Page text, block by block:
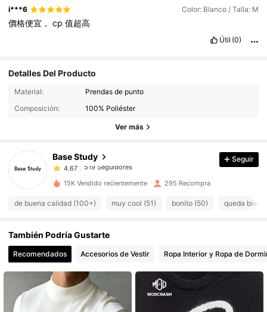
i***6 Color: Blanco / Talla: M
價格便宜，cp值超高
Útil (0)
Detalles Del Producto
Material:
Prendas de punto
Composición:
100% Poliéster
Ver más
Base Study
519 Seguidores
519 Seguidores
4.67
519 Seguidores
m***5seguidoHace 1 día
4.67
4.67
4.67 519 Seguidores
4.67 519 Seguidores
4.67 519 Seguidores
Seguir
15K Vendido recientemente 295 Recompra
de buena calidad (100+) muy cool (51) bonito (50) queda bien
También Podría Gustarte
Recomendados Accesorios de Vestir Ropa Interior y Ropa de